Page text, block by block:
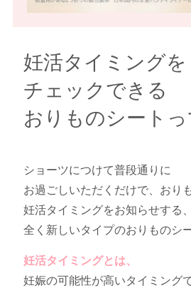
妊活タイミングを
チェックできる
おりものシートっ
ショーツにつけて普段通りに
お過ごしいただくだけで、おり
妊活タイミングをお知らせする、
全く新しいタイプのおりものシ
妊活タイミングとは、
妊娠の可能性が高いタイミング